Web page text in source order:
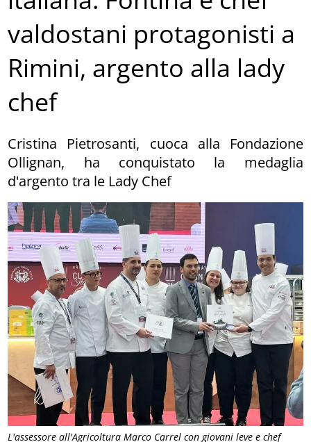
L'assessore all'Agricoltura Marco Carrel con giovani leve e chef
valdostani protagonisti a
Rimini, argento alla lady
chef
Cristina Pietrosanti, cuoca alla Fondazione
Ollignan, ha conquistato la medaglia
d'argento tra le Lady Chef